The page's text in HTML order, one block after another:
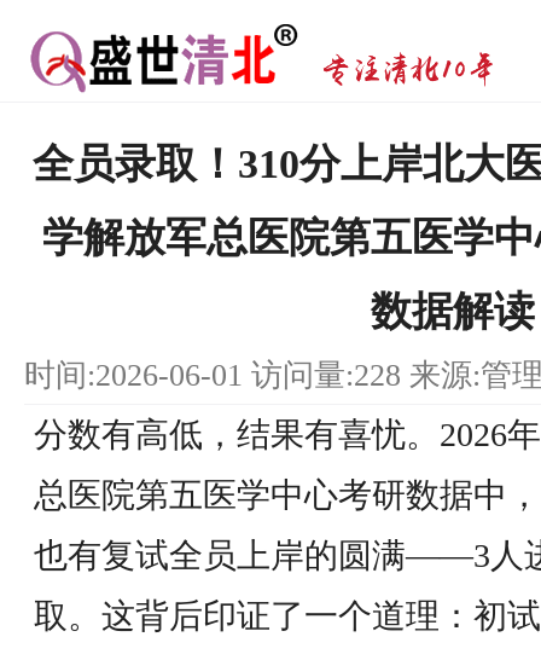
全员录取！310分上岸北大
学解放军总医院第五医学
数据解读
时间:2026-06-01 访问量:228 来源:管
分数有高低，结果有喜忧。2026
总医院第五医学中心考研数据中
也有复试全员上岸的圆满——3人
取。这背后印证了一个道理：初